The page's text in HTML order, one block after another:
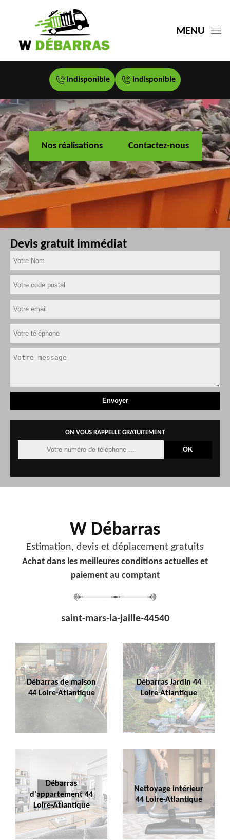
MENU
indisponible indisponible
Nos réalisations Contactez-nous
Devis gratuit immédiat
ON VOUS RAPPELLE GRATUITEMENT
W Débarras
Estimation, devis et déplacement gratuits
Achat dans les meilleures conditions actuelles et
paiement au comptant
saint-mars-la-jaille-44540
Débarras de maison
44 Loire-Atlantique
Débarras Jardin 44
Loire-Atlantique
Débarras
d'appartement 44
Loire-Atlantique
Nettoyage intérieur
44 Loire-Atlantique